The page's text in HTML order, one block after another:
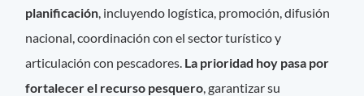
planificación , incluyendo logística, promoción, difusión
nacional, coordinación con el sector turístico y
articulación con pescadores. La prioridad hoy pasa por
fortalecer el recurso pesquero , garantizar su